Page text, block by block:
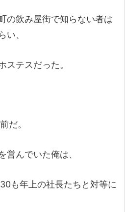
の飲み屋街で知らない者は
い、
ステスだった。
だ。
営んでいた俺は、
も年上の社長たちと対等に